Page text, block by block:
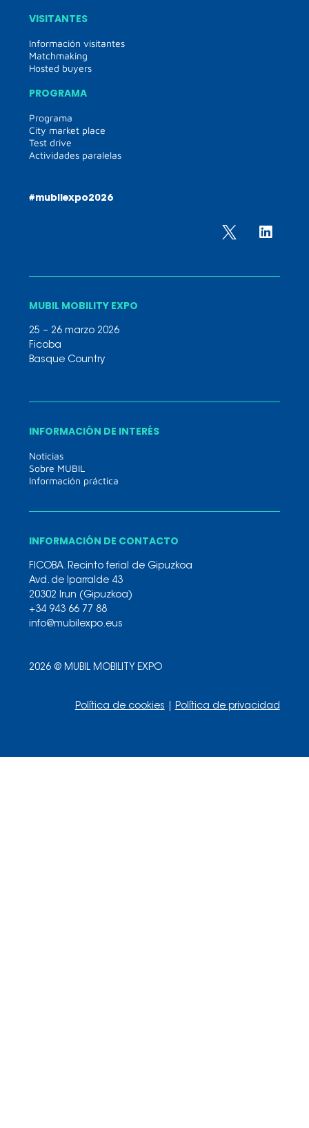
VISITANTES
Información visitantes
Matchmaking
Hosted buyers
PROGRAMA
Programa
City market place
Test drive
Actividades paralelas
#mubilexpo2026
MUBIL MOBILITY EXPO
25 – 26 marzo 2026
Ficoba
Basque Country
INFORMACIÓN DE INTERÉS
Noticias
Sobre MUBIL
Información práctica
INFORMACIÓN DE CONTACTO
FICOBA. Recinto ferial de Gipuzkoa
Avd. de Iparralde 43
20302 Irun (Gipuzkoa)
+34 943 66 77 88
info@mubilexpo.eus
2026 @ MUBIL MOBILITY EXPO
Política de cookies Política de privacidad